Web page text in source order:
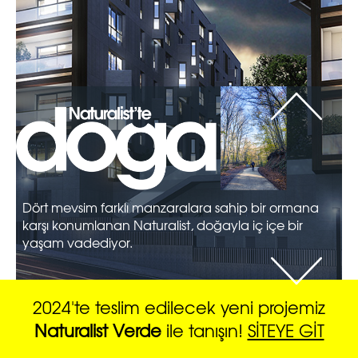
Dört mevsim farklı manzaralara sahip bir ormana
karşı konumlanan Naturalist, doğayla iç içe bir
yaşam vadediyor.
tarza uygun olarak seçebileceğiniz, farklı
unsurlara sahip iki iç dizayn alternatifi sunuluyor.
2024'te teslim edilecek yeni projemiz
Naturalist Verdeile tanışın! SİTEYE GİT